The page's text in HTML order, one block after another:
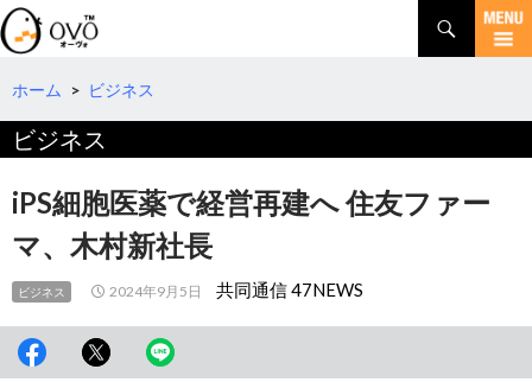
検
索
コ
テ
へ
移
動
ホーム > ビジネス
ビジネス
iPS細胞医薬で経営再建へ 住友ファー
マ、木村新社長
ビジネス 2024年9月5日 共同通信 47NEWS